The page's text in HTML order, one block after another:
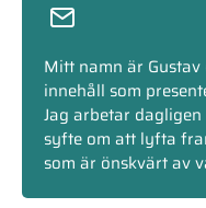
Mitt namn är
innehåll som
Jag arbetar
syfte om att lyfta
som är önskvärt av